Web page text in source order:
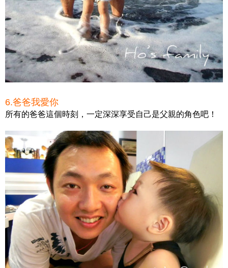
6.爸爸我愛你
所有的爸爸這個時刻，一定深深享受自己是父親的角色吧！